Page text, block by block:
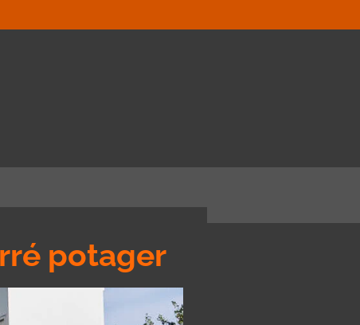
potager